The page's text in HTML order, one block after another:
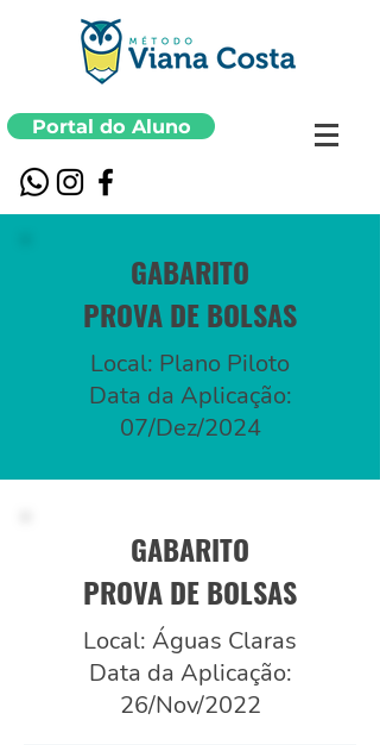
Portal do Aluno
GABARITO
PROVA DE BOLSAS
Local: Plano Piloto
Data da Aplicação:
07/Dez/2024
GABARITO
PROVA DE BOLSAS
Local: Águas Claras
Data da Aplicação:
26/Nov/2022